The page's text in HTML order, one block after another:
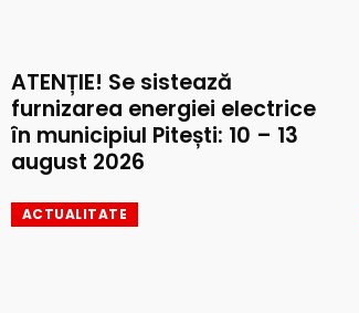
ATENȚIE! Se sistează
furnizarea energiei electrice
în municipiul Pitești: 10 – 13
august 2026
ACTUALITATE